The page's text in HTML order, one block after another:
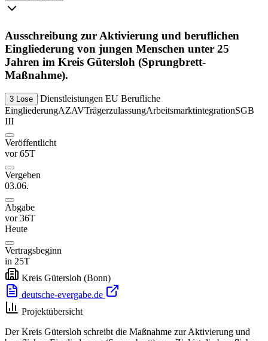
Ausschreibung zur Aktivierung und beruflichen
Eingliederung von jungen Menschen unter 25
Jahren im Kreis Gütersloh (Sprungbrett-
Maßnahme).
3 Lose Dienstleistungen EU Berufliche
EingliederungAZAVTrägerzulassungArbeitsmarktintegrationSGB
III
Veröffentlicht
vor 65T
Vergeben
03.06.
Abgabe
vor 36T
Heute
Vertragsbeginn
in 25T
Kreis Gütersloh (Bonn)
deutsche-evergabe.de
Projektübersicht
Der Kreis Gütersloh schreibt die Maßnahme zur Aktivierung und